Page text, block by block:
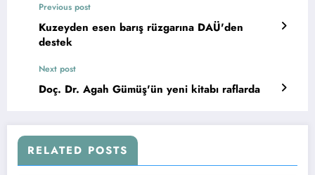
Previous post
Kuzeyden esen barış rüzgarına DAÜ'den
destek
Next post
Doç. Dr. Agah Gümüş'ün yeni kitabı raflarda
RELATED POSTS